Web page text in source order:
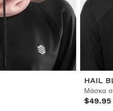
HAIL
Μάσκα
$49.95